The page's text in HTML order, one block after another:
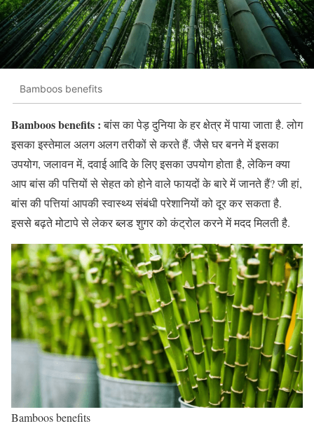
Bamboos benefits
Bamboos benefits :बांस का पेड़ दुनिया के हर क्षेत्र में पाया जाता है. लोग
इसका इस्तेमाल अलग अलग तरीकों से करते हैं. जैसे घर बनने में इसका
उपयोग, जलावन में, दवाई आदि के लिए इसका उपयोग होता है, लेकिन क्या
आप बांस की पत्तियों से सेहत को होने वाले फायदों के बारे में जानते हैं? जी हां,
बांस की पत्तियां आपकी स्वास्थ्य संबंधी परेशानियों को दूर कर सकता है.
इससे बढ़ते मोटापे से लेकर ब्लड शुगर को कंट्रोल करने में मदद मिलती है.
Bamboos benefits